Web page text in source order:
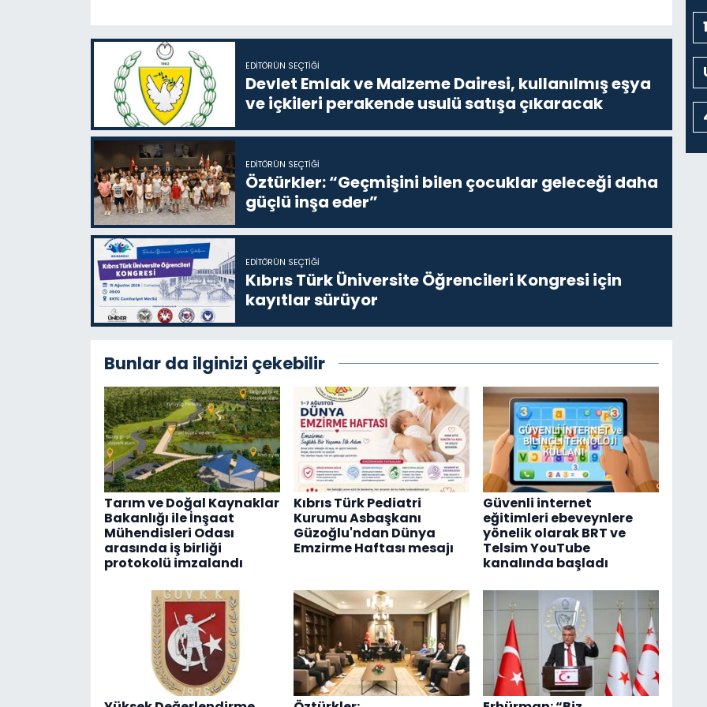
EDITÖRÜN SEÇTIĞI
Devlet Emlak ve Malzeme Dairesi, kullanılmış eşya
ve içkileri perakende usulü satışa çıkaracak
EDITÖRÜN SEÇTIĞI
Öztürkler: “Geçmişini bilen çocuklar geleceği daha
güçlü inşa eder”
EDITÖRÜN SEÇTIĞI
Kıbrıs Türk Üniversite Öğrencileri Kongresi için
kayıtlar sürüyor
Bunlar da ilginizi çekebilir
Tarım ve Doğal Kaynaklar
Bakanlığı ile İnşaat
Mühendisleri Odası
arasında iş birliği
protokolü imzalandı
Kıbrıs Türk Pediatri
Kurumu Asbaşkanı
Güzoğlu'ndan Dünya
Emzirme Haftası mesajı
Güvenli internet
eğitimleri ebeveynlere
yönelik olarak BRT ve
Telsim YouTube
kanalında başladı